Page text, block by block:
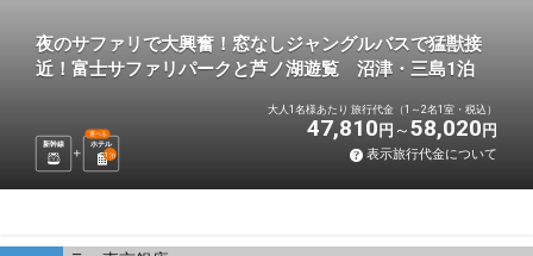
夜のサファリで大興奮！窓なしジャングルバスで猛獣接
近！富士サファリパークと芦ノ湖遊覧 沼津・三島1泊
新幹線 ホテル
選べる
1 泊
大人1名様あたり 旅行代金（1～2名1室・税込）
47,810 円 58,020 円
表示旅行代金について